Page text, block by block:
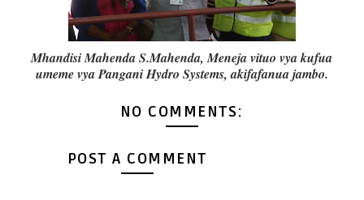
Mhandisi Mahenda S.Mahenda, Meneja vituo vya kufua
umeme vya Pangani Hydro Systems, akifafanua jambo.
NO COMMENTS:
POST A COMMENT